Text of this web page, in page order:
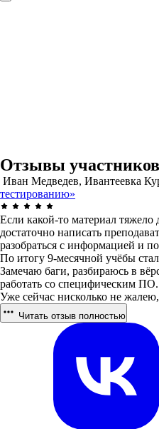
Отзывы участников
Иван Медведев, Ивантеевка
тестированию»
Если какой-то материал тяжело
достаточно написать
разобраться с информацией и
По итогу 9-месячной учёбы
Замечаю баги, разбираюсь в
работать со специфическим ПО.
Уже сейчас нисколько не
Читать отзыв полностью